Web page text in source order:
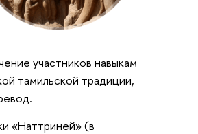
участников навыкам
тамильской традиции,
«Наттриней» (в